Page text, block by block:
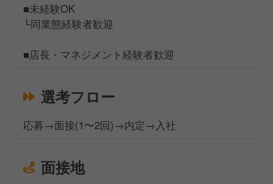
■未経験OK
└同業態経験者歓迎
■店長・マネジメント経験者歓迎
選考フロー
応募→面接(1〜2回)→内定→入社
面接地